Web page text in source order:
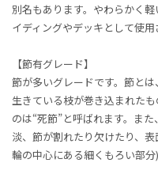
別名もあります。やわらかく
イディングやデッキとして使用
【節有グレード】
節が多いグレードです。節とは
生きている枝が巻き込まれた
のは“死節”と呼ばれます。ま
淡、節が割れたり欠けたり、
輪の中心にある細くもろい部分